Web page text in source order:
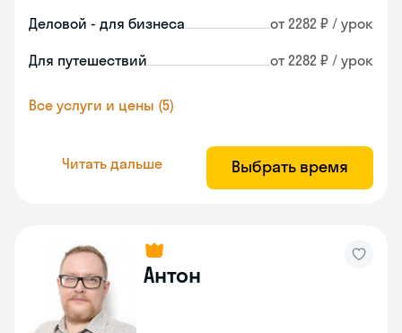
Деловой - для бизнеса от 2282 ₽ / урок
Для путешествий от 2282 ₽ / урок
Все услуги и цены (5)
Читать дальше Выбрать время
Антон